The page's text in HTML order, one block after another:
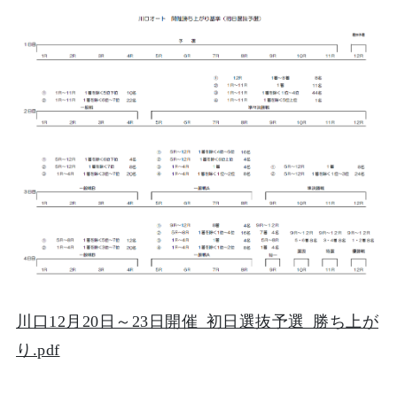
川口12月20日～23日開催_初日選抜予選_勝ち上が
り.pdf